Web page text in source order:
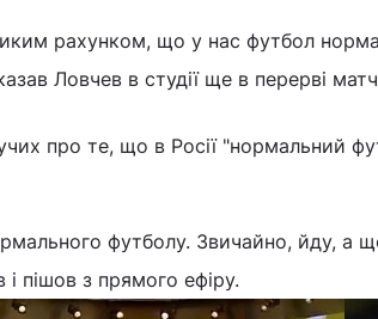
рахунком, що у нас футбол
Ловчев в студії ще в перерві
про те, що в Росії "нормальний
футболу. Звичайно, йду, а
пішов з прямого ефіру.